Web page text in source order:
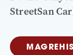
StreetSan